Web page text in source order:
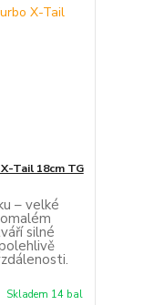
Tail 18cm TG
– velké
silné
Skladem 14 bal